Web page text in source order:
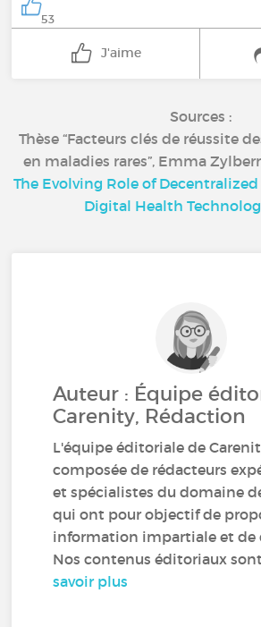
53
J'aime
Sources :
Thèse “Facteurs clés de réussite
en maladies rares”, Emma
The Evolving Role of
Digital Health
Auteur : Équipe
Carenity, Rédaction
L'équipe éditoriale de
composée de rédacteurs
et spécialistes du domaine
qui ont pour objectif de
information impartiale et de
Nos contenus éditoriaux
savoir plus